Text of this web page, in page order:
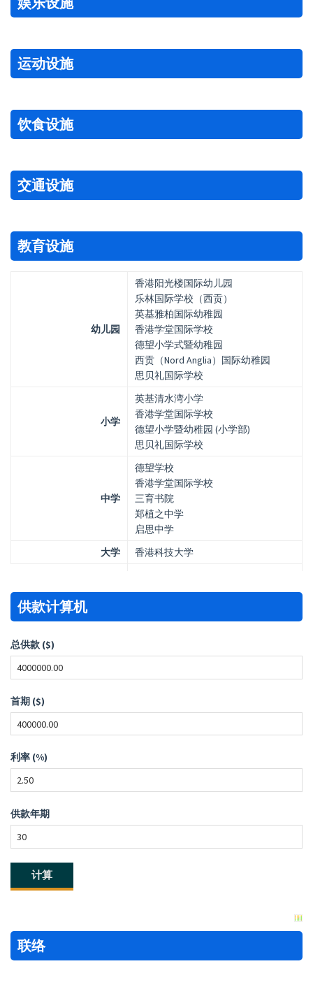
运动设施
饮食设施
交通设施
教育设施
幼儿园
香港阳光楼国际幼儿园
乐林国际学校（西贡）
英基雅柏国际幼稚园
香港学堂国际学校
德望小学式暨幼稚园
西贡（Nord Anglia）国际幼稚园
思贝礼国际学校
小学
英基清水湾小学
香港学堂国际学校
德望小学暨幼稚园 (小学部)
思贝礼国际学校
中学
德望学校
香港学堂国际学校
三育书院
郑植之中学
启思中学
大学
香港科技大学
供款计算机
总供款 ($)
首期 ($)
利率 (%)
供款年期
联络